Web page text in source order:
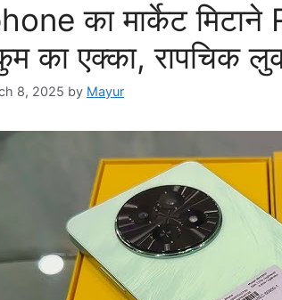
का मार्केट
का एक्का, रापचिक
8, 2025 by Mayur